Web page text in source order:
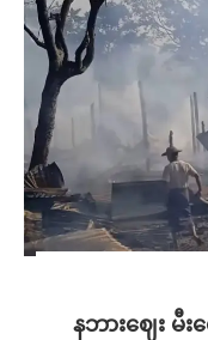
နဘားဈေး မီး